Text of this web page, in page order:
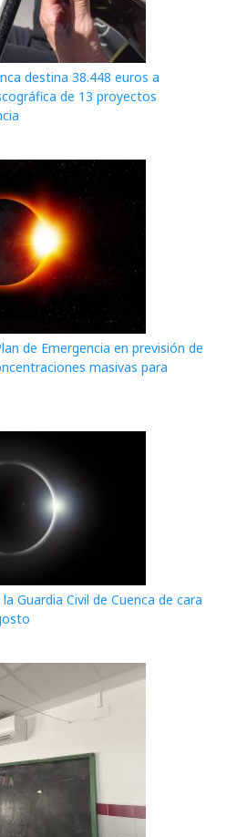
destina 38.448 euros a
de 13 proyectos
de Emergencia en previsión de
masivas para
Guardia Civil de Cuenca de cara